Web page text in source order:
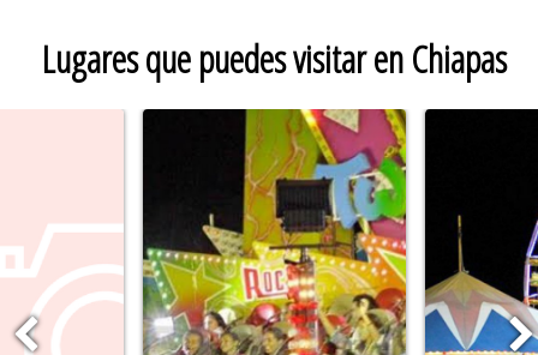
Lugares que puedes visitar en Chiapas